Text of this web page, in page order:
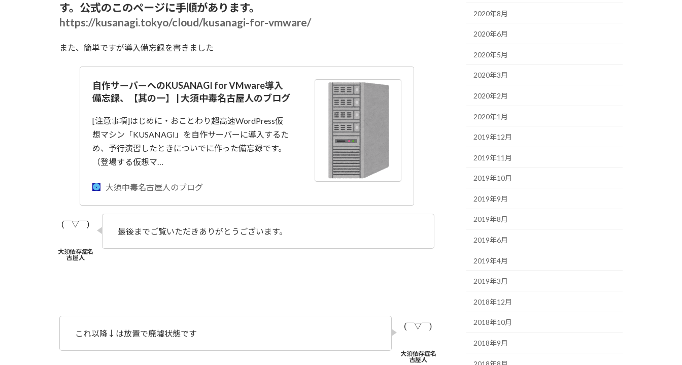
す。公式のこのページに手順があります。
https://kusanagi.tokyo/cloud/kusanagi-for-vmware/
また、簡単ですが導入備忘録を書きました
自作サーバーへのKUSANAGI for VMware導入
備忘録、【其の一】 | 大須中毒名古屋人のブログ
[注意事項]はじめに・おことわり超高速WordPress仮
想マシン「KUSANAGI」を自作サーバーに導入するた
め、予行演習したときについでに作った備忘録です。
（登場する仮想マ…
大須中毒名古屋人のブログ
最後までご覧いただきありがとうございます。
これ以降↓は放置で廃墟状態です
2020年8月
2020年6月
2020年5月
2020年3月
2020年2月
2020年1月
2019年12月
2019年11月
2019年10月
2019年9月
2019年8月
2019年6月
2019年4月
2019年3月
2018年12月
2018年10月
2018年9月